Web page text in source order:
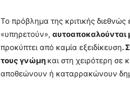
porn
Το πρόβλημα της κριτικής
«υπηρετούν», αυτοαποκαλούνται
προκύπτει από καμία εξειδίκευση.
τους γνώμη και στη χειρότερη
αποθεώνουν ή καταρρακώνουν